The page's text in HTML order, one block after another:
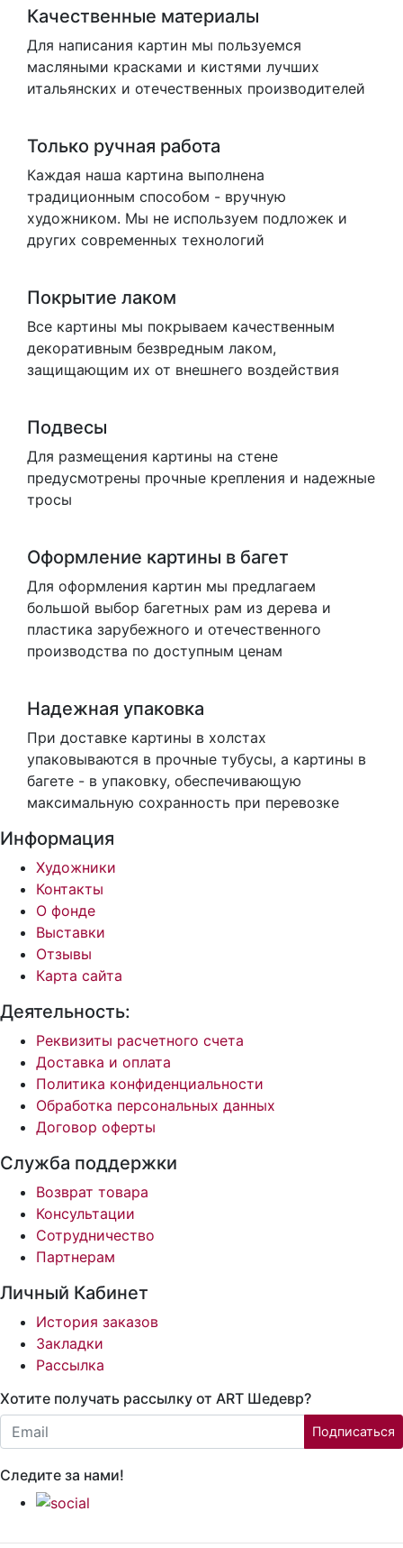
Качественные материалы
Для написания картин мы пользуемся
масляными красками и кистями лучших
итальянских и отечественных производителей
Только ручная работа
Каждая наша картина выполнена
традиционным способом - вручную
художником. Мы не используем подложек и
других современных технологий
Покрытие лаком
Все картины мы покрываем качественным
декоративным безвредным лаком,
защищающим их от внешнего воздействия
Подвесы
Для размещения картины на стене
предусмотрены прочные крепления и надежные
тросы
Оформление картины в багет
Для оформления картин мы предлагаем
большой выбор багетных рам из дерева и
пластика зарубежного и отечественного
производства по доступным ценам
Надежная упаковка
При доставке картины в холстах
упаковываются в прочные тубусы, а картины в
багете - в упаковку, обеспечивающую
максимальную сохранность при перевозке
Информация
Художники
Контакты
О фонде
Выставки
Отзывы
Карта сайта
Деятельность:
Реквизиты расчетного счета
Доставка и оплата
Политика конфиденциальности
Обработка персональных данных
Договор оферты
Служба поддержки
Возврат товара
Консультации
Сотрудничество
Партнерам
Личный Кабинет
История заказов
Закладки
Рассылка
Хотите получать рассылку от ART Шедевр?
Email:
Подписаться
Следите за нами!